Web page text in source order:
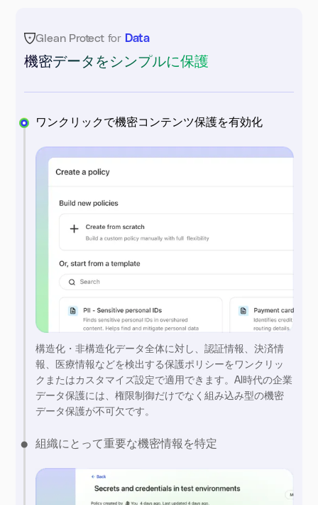
Glean Protect for Data
機密データをシンプルに保護
ワンクリックで機密コンテンツ保護を有効化
構造化・非構造化データ全体に対し、認証情報、決済情
報、医療情報などを検出する保護ポリシーをワンクリッ
クまたはカスタマイズ設定で適用できます。AI時代の企業
データ保護には、権限制御だけでなく組み込み型の機密
データ保護が不可欠です。
組織にとって重要な機密情報を特定